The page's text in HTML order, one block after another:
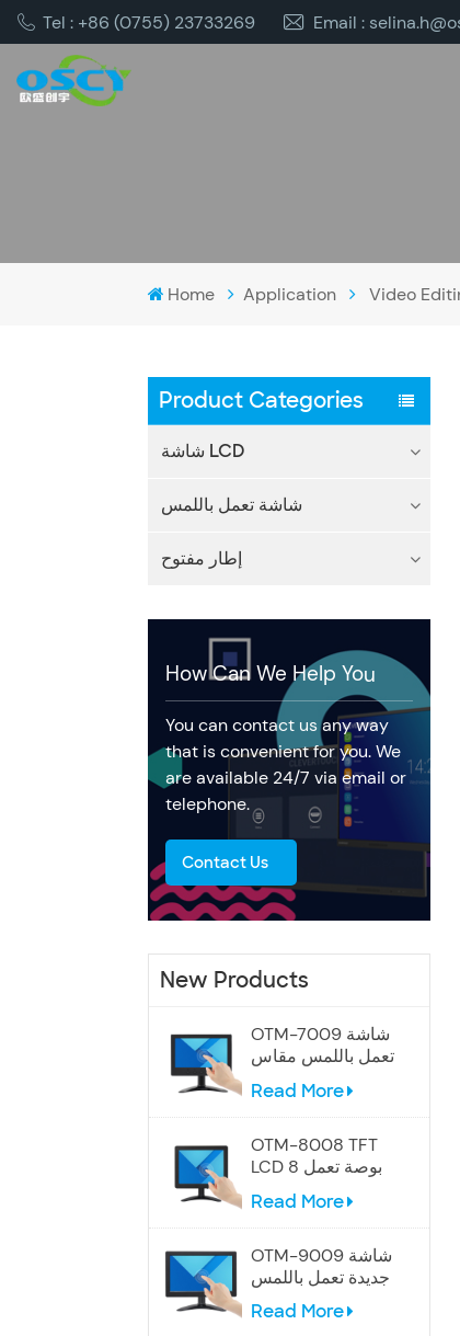
Tel : +86 (0755) 23733269 Email :
Home Application Video
Product Categories
شاشة LCD
شاشة تعمل باللمس
إطار مفتوح
How Can We Help You
You can contact us any way
that is convenient for you. We
are available 24/7 via email or
telephone.
Contact Us
New Products
OTM-7009 شاشة
تعمل باللمس مقاس
Read More
OTM-8008 TFT
LCD 8 بوصة تعمل
باللمس
Read More
OTM-9009 شاشة
جديدة تعمل باللمس
Read More